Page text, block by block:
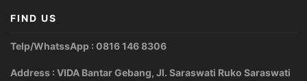
FIND US
Telp/WhatssApp : 0816 146 8306
Address : VIDA Bantar Gebang, Jl. Saraswati Ruko Saraswati